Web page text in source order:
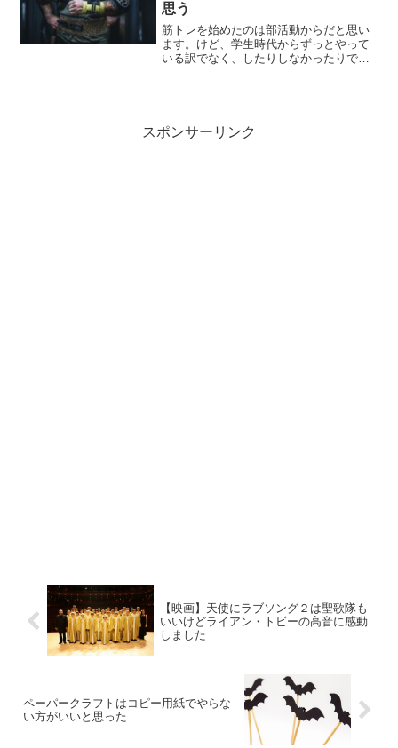
思う
筋トレを始めたのは部活動からだと思い
ます。けど、学生時代からずっとやって
いる訳でなく、したりしなかったりです
スポンサーリンク
【映画】天使にラブソング２は聖歌隊も
いいけどライアン・トビーの高音に感動
しました
ペーパークラフトはコピー用紙でやらな
い方がいいと思った